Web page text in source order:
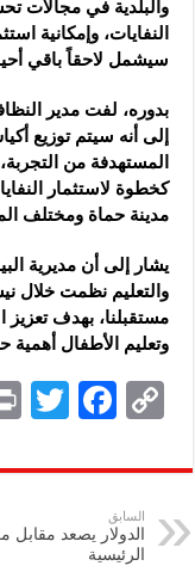
والبلدية في مجالات
النفايات، وإمكانية
سيشمل لاحقاً باقي
بدوره، لفت مدير
إلى أنه سيتم توزيع
المستهدفة من
كخطوة لاستثمار
مدينة حماة ومختلف
يشار إلى أن مديرية
والتعليم نظمت خلال
مستقبلنا، بهدف تعزيز
وتعليم الأطفال أهمية
C
p
y
Li
F
eb
k
T
tt
السابق
الدولار يصعد مقابل
الرئيسية ‏